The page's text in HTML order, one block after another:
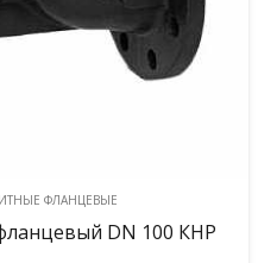
ФЛАНЦЕВЫЕ
DN 100 КНР